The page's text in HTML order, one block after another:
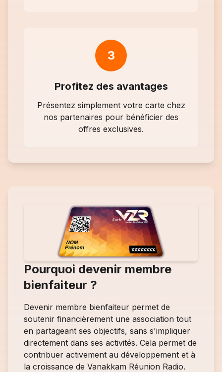
3
Profitez des avantages
Présentez simplement votre carte chez
nos partenaires pour bénéficier des
offres exclusives.
Pourquoi devenir membre
bienfaiteur ?
Devenir membre bienfaiteur permet de
soutenir financièrement une association tout
en partageant ses objectifs, sans s'impliquer
directement dans ses activités. Cela permet de
contribuer activement au développement et à
la croissance de Vanakkam Réunion Radio.